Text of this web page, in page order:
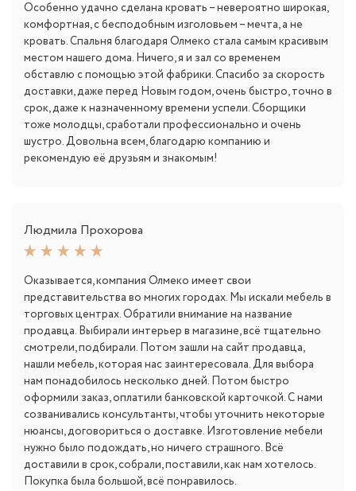
Особенно удачно сделана кровать – невероятно широкая,
комфортная, с бесподобным изголовьем – мечта, а не
кровать. Спальня благодаря Олмеко стала самым красивым
местом нашего дома. Ничего, я и зал со временем
обставлю с помощью этой фабрики. Спасибо за скорость
доставки, даже перед Новым годом, очень быстро, точно в
срок, даже к назначенному времени успели. Сборщики
тоже молодцы, сработали профессионально и очень
шустро. Довольна всем, благодарю компанию и
рекомендую её друзьям и знакомым!
Людмила Прохорова
Оказывается, компания Олмеко имеет свои
представительства во многих городах. Мы искали мебель в
торговых центрах. Обратили внимание на название
продавца. Выбирали интерьер в магазине, всё тщательно
смотрели, подбирали. Потом зашли на сайт продавца,
нашли мебель, которая нас заинтересовала. Для выбора
нам понадобилось несколько дней. Потом быстро
оформили заказ, оплатили банковской карточкой. С нами
созванивались консультанты, чтобы уточнить некоторые
нюансы, договориться о доставке. Изготовление мебели
нужно было подождать, но ничего страшного. Всё
доставили в срок, собрали, поставили, как нам хотелось.
Покупка была большой, всё понравилось.